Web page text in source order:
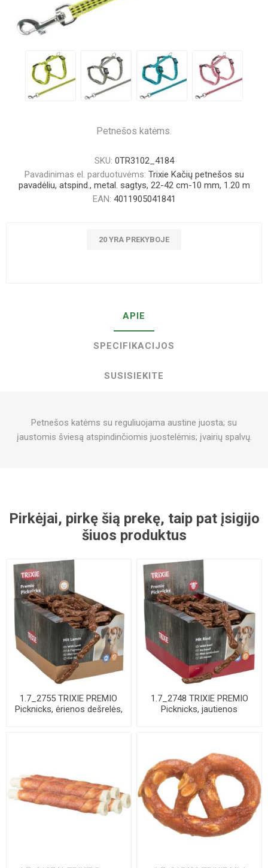
Petnešos katėms.
SKU: 0TR3102_4184
Pavadinimas el. parduotuvėms: Trixie Kačių petnešos su
pavadėliu, atspind., metal. sagtys, 22-42 cm-10 mm, 1.20 m
EAN: 4011905041841
20 YRA PREKYBOJE
APIE
SPECIFIKACIJOS
SUSISIEKITE
Petnešos katėms su reguliuojama austine juosta; su
įaustomis šviesą atspindinčiomis juostelėmis; įvairių spalvų.
Pirkėjai, pirkę šią prekę, taip pat įsigijo
šiuos produktus
1.7_2755 TRIXIE PREMIO
Picknicks, ėrienos dešrelės,
1.7_2748 TRIXIE PREMIO
Picknicks, jautienos
dešrelės, 8 cm, ...